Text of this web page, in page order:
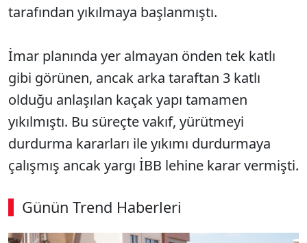
tarafından yıkılmaya başlanmıştı.
İmar planında yer almayan önden tek katlı
gibi görünen, ancak arka taraftan 3 katlı
olduğu anlaşılan kaçak yapı tamamen
yıkılmıştı. Bu süreçte vakıf, yürütmeyi
durdurma kararları ile yıkımı durdurmaya
çalışmış ancak yargı İBB lehine karar vermişti.
Günün Trend Haberleri
00:03 / 09:15